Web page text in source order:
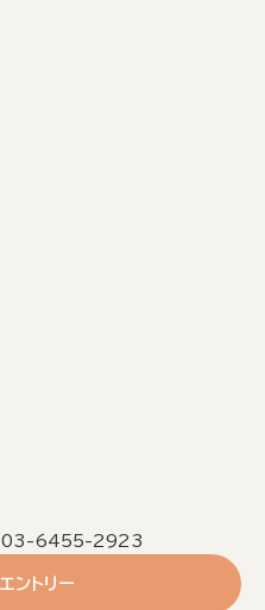
03-6455-2923
ントリー